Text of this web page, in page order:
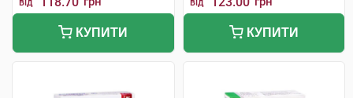
від
КУПИТИ
від
КУПИТИ